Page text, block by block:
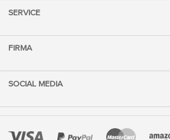
SERVICE
FIRMA
SOCIAL MEDIA